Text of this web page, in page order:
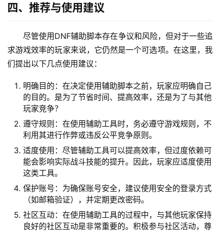
四、推荐与使用建议
尽管使用DNF辅助脚本存在争议和风险，但对于一些追
求游戏效率的玩家来说，它仍然是一个可选项。在这里，我
们提出以下几点使用建议：
明确目的：在决定使用辅助脚本之前，玩家应明确自己
的目的。是为了节省时间、提高效率，还是为了与其他
玩家竞争？
遵守规则：在使用辅助工具时，务必遵守游戏规则，不
利用其进行作弊或违反公平竞争原则。
适度使用：尽管辅助工具可以提高效率，但过度依赖可
能会影响实际战斗技能的提升。因此，玩家应适度使用
这类工具。
保护账号：为确保账号安全，建议使用安全的登录方式
（如邮箱验证），并定期更改密码。
社区互动：在使用辅助工具的过程中，与其他玩家保持
良好的社区互动是非常重要的。积极参与社区活动，尊